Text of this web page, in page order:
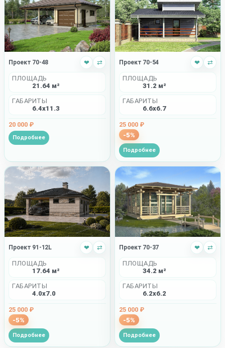
Проект 70-48 ❤ ⇄
ПЛОЩАДЬ
21.64 м²
ГАБАРИТЫ
6.4x11.3
20 000 ₽
Подробнее
Проект 70-54 ❤ ⇄
ПЛОЩАДЬ
31.2 м²
ГАБАРИТЫ
6.6x6.7
25 000 ₽
-5%
Подробнее
Проект 91-12L ❤ ⇄
ПЛОЩАДЬ
17.64 м²
ГАБАРИТЫ
4.0x7.0
25 000 ₽
-5%
Подробнее
Проект 70-37 ❤ ⇄
ПЛОЩАДЬ
34.2 м²
ГАБАРИТЫ
6.2x6.2
25 000 ₽
-5%
Подробнее